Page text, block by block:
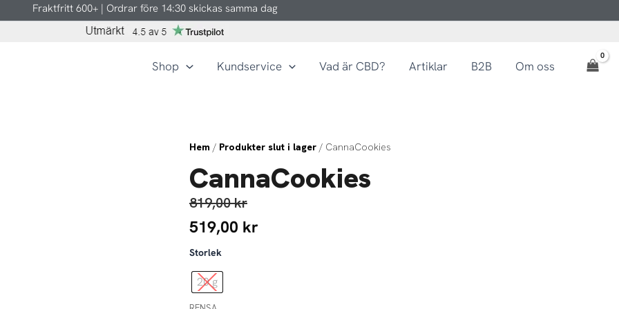
Fraktfritt 600+ | Ordrar före 14:30 skickas samma dag
Shop Kundservice Vad är CBD? Artiklar B2B Om oss
Hem / Produkter slut i lager / CannaCookies
CannaCookies
819,00kr
519,00 kr
Storlek
20 g
mängd